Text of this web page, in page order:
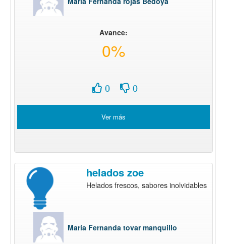
Avance:
0%
0 0
Ver más
helados zoe
Helados frescos, sabores inolvidables
María Fernanda tovar manquillo